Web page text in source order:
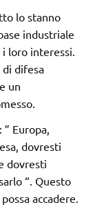
lo stanno
industriale
i loro interessi.
di difesa
un
Europa,
dovresti
dovresti
“. Questo
accadere.